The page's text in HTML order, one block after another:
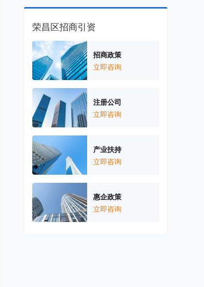
荣昌区招商引资
招商政策
立即咨询
注册公司
立即咨询
产业扶持
立即咨询
惠企政策
立即咨询